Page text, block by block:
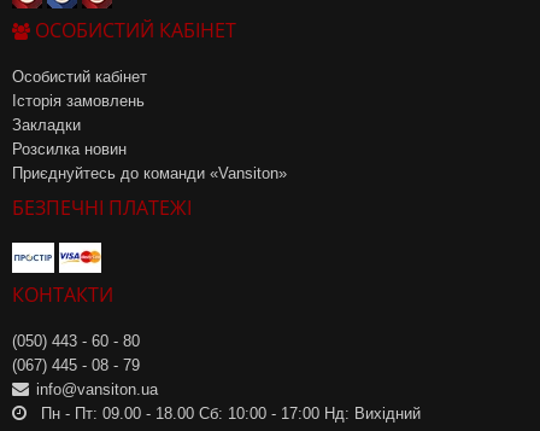
ОСОБИСТИЙ КАБІНЕТ
Особистий кабінет
Історія замовлень
Закладки
Розсилка новин
Приєднуйтесь до команди «Vansiton»
БЕЗПЕЧНІ ПЛАТЕЖІ
КОНТАКТИ
(050) 443 - 60 - 80
(067) 445 - 08 - 79
info@vansiton.ua
Пн - Пт: 09.00 - 18.00 Сб: 10:00 - 17:00 Нд: Вихідний